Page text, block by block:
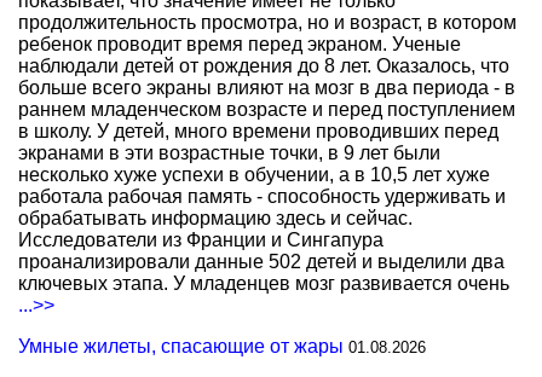
продолжительность просмотра, но и возраст, в котором
ребенок проводит время перед экраном. Ученые
наблюдали детей от рождения до 8 лет. Оказалось, что
больше всего экраны влияют на мозг в два периода - в
раннем младенческом возрасте и перед поступлением
в школу. У детей, много времени проводивших перед
экранами в эти возрастные точки, в 9 лет были
несколько хуже успехи в обучении, а в 10,5 лет хуже
работала рабочая память - способность удерживать и
обрабатывать информацию здесь и сейчас.
Исследователи из Франции и Сингапура
проанализировали данные 502 детей и выделили два
ключевых этапа. У младенцев мозг развивается очень
...>>
Умные жилеты, спасающие от жары 01.08.2026